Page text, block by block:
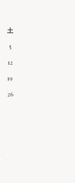
土
5
12
19
26